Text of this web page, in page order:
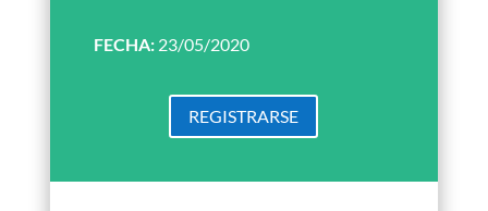
FECHA: 23/05/2020
REGISTRARSE